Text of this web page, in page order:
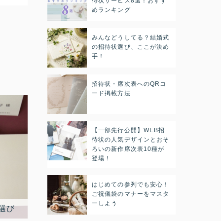
めランキング
みんなどうしてる？結婚式
の招待状選び、ここが決め
手！
招待状・席次表へのQRコ
ード掲載方法
【一部先行公開】WEB招
待状の人気デザインとおそ
ろいの新作席次表10種が
登場！
はじめての参列でも安心！
ご祝儀袋のマナーをマスタ
ーしよう